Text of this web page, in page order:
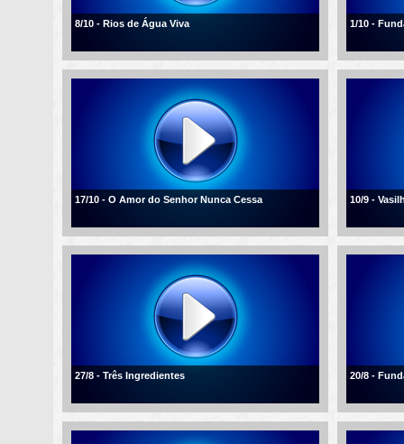
8/10 - Rios de Água Viva 1/10 -
17/10 - O Amor do Senhor Nunca Cessa 10/9 -
27/8 - Três Ingredientes 20/8 -